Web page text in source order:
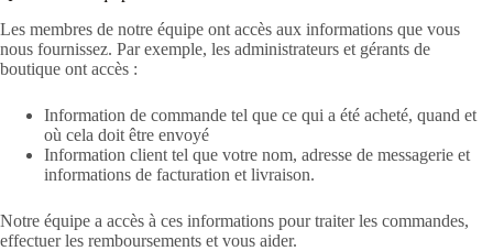
Les membres de notre équipe ont accès aux informations que vous
nous fournissez. Par exemple, les administrateurs et gérants de
boutique ont accès :
Information de commande tel que ce qui a été acheté, quand et
où cela doit être envoyé
Information client tel que votre nom, adresse de messagerie et
informations de facturation et livraison.
Notre équipe a accès à ces informations pour traiter les commandes,
effectuer les remboursements et vous aider.